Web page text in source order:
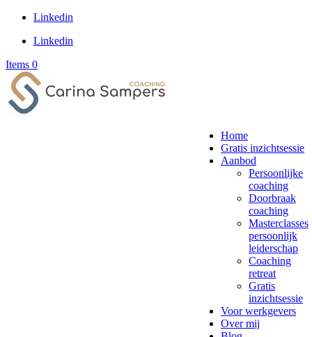
Linkedin
Linkedin
Items 0
Home
Gratis inzichtsessie
Aanbod
Persoonlijke
coaching
Doorbraak
coaching
Masterclasses
persoonlijk
leiderschap
Coaching
retreat
Gratis
inzichtsessie
Voor werkgevers
Over mij